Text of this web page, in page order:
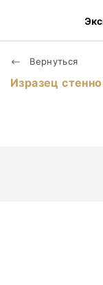
Вернуться
Изразец